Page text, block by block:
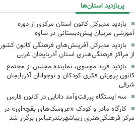
پربازدید استان‌ها
بازدید مدیرکل کانون استان مرکزی از دوره
آموزشی مربیان پیش‌دبستانی در ساوه
بازدید مدیرکل آفرینش‌های فرهنگی کانون کشور
از مراکز فرهنگی‌هنری استان آذربایجان غربی
بازدید فرید موسوی، نماینده مجلس از مجتمع
کانون پرورش فکری کودکان و نوجوانان آذربایجان
شرقی
سه ایستگاه پررفت‌وآمد دانایی در کانون فارس
کارگاه مادر و کودک «عروسک‌های بقچه‌ای» در
مرکز فرهنگی‌هنری زیباشهربندرعباس برگزار شد